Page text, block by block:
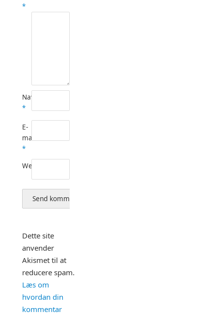
*
Navn
*
E-
mail
*
Websted
Dette site
anvender
Akismet til at
reducere spam.
Læs om
hvordan din
kommentar